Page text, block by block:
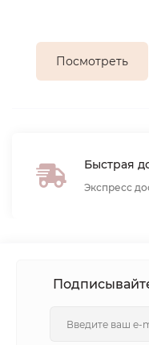
Посмотреть
Быстрая
Экспресс